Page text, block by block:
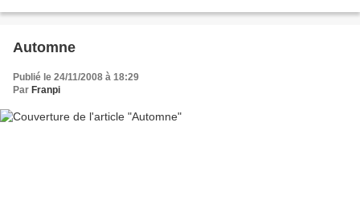
Automne
Publié le 24/11/2008 à 18:29
Par Franpi